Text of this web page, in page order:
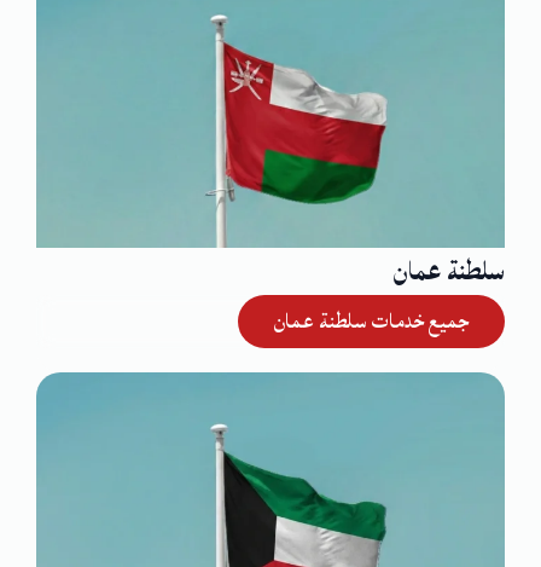
سلطنة عمان
جميع خدمات سلطنة عمان